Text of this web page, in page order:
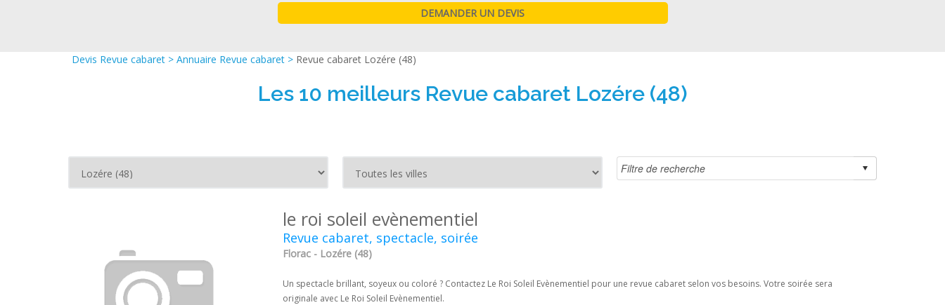
Devis Revue cabaret > Annuaire Revue cabaret > Revue cabaret Lozére (48)
Les 10 meilleurs Revue cabaret Lozére (48)
le roi soleil evènementiel
Revue cabaret, spectacle, soirée
Florac - Lozére (48)
Un spectacle brillant, soyeux ou coloré ? Contactez Le Roi Soleil Evènementiel pour une revue cabaret selon vos besoins. Votre soirée sera
originale avec Le Roi Soleil Evènementiel.